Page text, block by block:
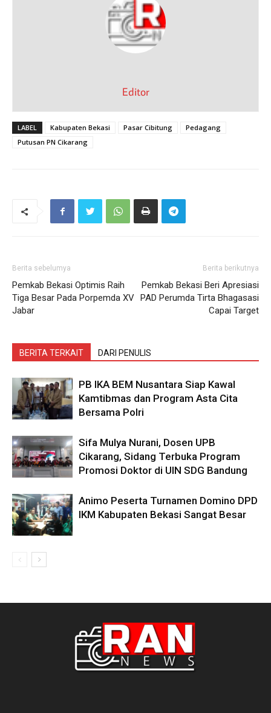
Editor
LABEL Kabupaten Bekasi Pasar Cibitung
Pedagang
Putusan PN Cikarang
Berita sebelumya
Pemkab Bekasi Optimis Raih
Tiga Besar Pada Porpemda XV
Jabar
Berita berikutnya
Pemkab Bekasi Beri Apresiasi
PAD Perumda Tirta Bhagasasi
Capai Target
BERITA TERKAIT DARI PENULIS
PB IKA BEM Nusantara Siap Kawal
Kamtibmas dan Program Asta Cita
Bersama Polri
Sifa Mulya Nurani, Dosen UPB
Cikarang, Sidang Terbuka Program
Promosi Doktor di UIN SDG Bandung
Animo Peserta Turnamen Domino DPD
IKM Kabupaten Bekasi Sangat Besar